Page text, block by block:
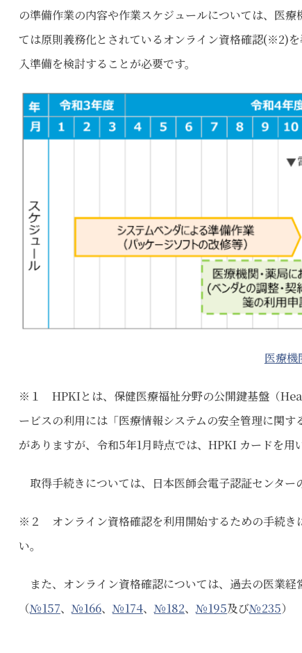
の準備作業の内容や作業スケジュールについては、医
ては原則義務化とされているオンライン資格確認(※2)
入準備を検討することが必要です。
医療機
※１ HPKIとは、保健医療福祉分野の公開鍵基盤（
ービスの利用には「医療情報システムの安全管理に関
がありますが、令和5年1月時点では、HPKI カードを用
取得手続きについては、日本医師会電子認証センター
※２ オンライン資格確認を利用開始するための手続き
い。
また、オンライン資格確認については、過去の医業経
（№157、№166、№174、№182、№195及び№235）